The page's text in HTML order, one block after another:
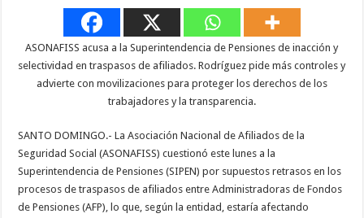
ASONAFISS acusa a la Superintendencia de Pensiones de inacción y
selectividad en traspasos de afiliados. Rodríguez pide más controles y
advierte con movilizaciones para proteger los derechos de los
trabajadores y la transparencia.
SANTO DOMINGO.- La Asociación Nacional de Afiliados de la
Seguridad Social (ASONAFISS) cuestionó este lunes a la
Superintendencia de Pensiones (SIPEN) por supuestos retrasos en los
procesos de traspasos de afiliados entre Administradoras de Fondos
de Pensiones (AFP), lo que, según la entidad, estaría afectando